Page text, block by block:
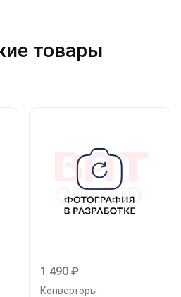
товары
1 490 ₽
Конверторы